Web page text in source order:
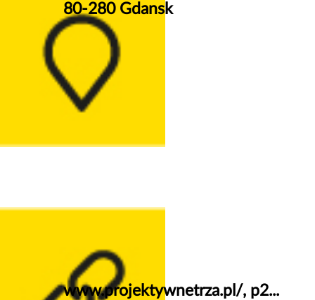
80-280 Gdansk
www.projektywnetrza.pl/, p2...